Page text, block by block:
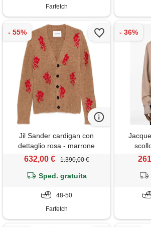
Farfetch
Jil Sander cardigan con
dettaglio rosa - marrone
632,00 € 1.390,00 €
Sped. gratuita
48-50
Farfetch